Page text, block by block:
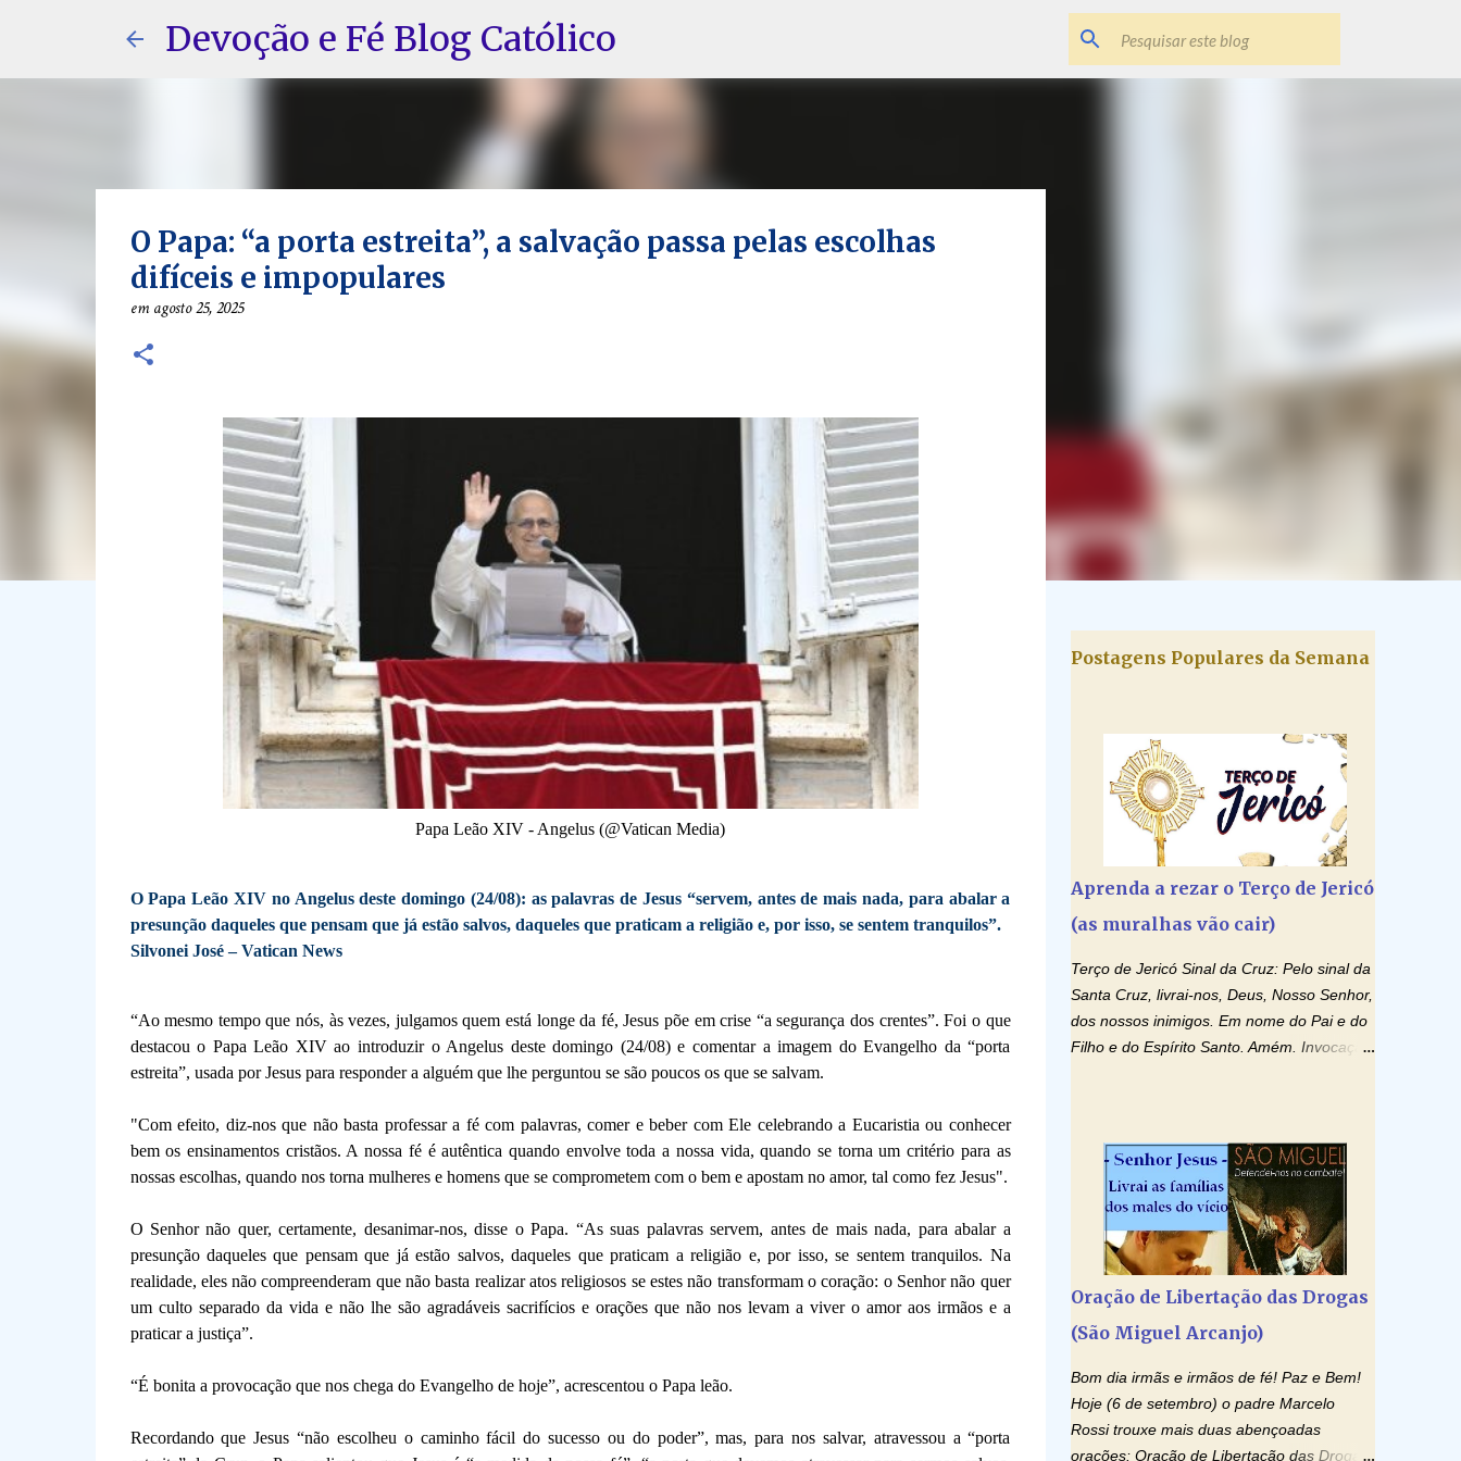
Pular para o conteúdo principal
Devoção e Fé Blog Católico
O Papa: “a porta estreita”, a salvação passa pelas escolhas
difíceis e impopulares
emagosto 25, 2025
Papa Leão XIV - Angelus (@Vatican Media)
O Papa Leão XIV no Angelus deste domingo (24/08): as palavras de Jesus “servem, antes de mais nada, para abalar a
presunção daqueles que pensam que já estão salvos, daqueles que praticam a religião e, por isso, se sentem tranquilos”.
Silvonei José – Vatican News
“Ao mesmo tempo que nós, às vezes, julgamos quem está longe da fé, Jesus põe em crise “a segurança dos crentes”. Foi o que
destacou o Papa Leão XIV ao introduzir o Angelus deste domingo (24/08) e comentar a imagem do Evangelho da “porta
estreita”, usada por Jesus para responder a alguém que lhe perguntou se são poucos os que se salvam.
"Com efeito, diz-nos que não basta professar a fé com palavras, comer e beber com Ele celebrando a Eucaristia ou conhecer
bem os ensinamentos cristãos. A nossa fé é autêntica quando envolve toda a nossa vida, quando se torna um critério para as
nossas escolhas, quando nos torna mulheres e homens que se comprometem com o bem e apostam no amor, tal como fez Jesus".
O Senhor não quer, certamente, desanimar-nos, disse o Papa. “As suas palavras servem, antes de mais nada, para abalar a
presunção daqueles que pensam que já estão salvos, daqueles que praticam a religião e, por isso, se sentem tranquilos. Na
realidade, eles não compreenderam que não basta realizar atos religiosos se estes não transformam o coração: o Senhor não quer
um culto separado da vida e não lhe são agradáveis sacrifícios e orações que não nos levam a viver o amor aos irmãos e a
praticar a justiça”.
“É bonita a provocação que nos chega do Evangelho de hoje”, acrescentou o Papa leão.
Recordando que Jesus “não escolheu o caminho fácil do sucesso ou do poder”, mas, para nos salvar, atravessou a “porta
Postagens Populares da Semana
Aprenda a rezar o Terço de Jericó
(as muralhas vão cair)
Terço de Jericó Sinal da Cruz: Pelo sinal da
Santa Cruz, livrai-nos, Deus, Nosso Senhor,
dos nossos inimigos. Em nome do Pai e do
Filho e do Espírito Santo. Amém. Invocação
o vosso Espírito e tudo será criado. E
renovareis a face da terra. Oremos: Ó
Deus, que instruístes os corações dos
vossos fiéis com a luz do Espírito Santo,
fazei que apreciemos retamente todas as
gozemos sempre da sua consolação. Por
Cristo, Senhor Nosso. Amém. Creio: Creio
céu e da terra; e em Jesus Cristo, seu único
Filho, nosso Senhor; que foi concebido pelo
poder do Espí­rito Santo; nasceu da Virgem
Oração de Libertação das Drogas
(São Miguel Arcanjo)
Bom dia irmãs e irmãos de fé! Paz e Bem!
Hoje (6 de setembro) o padre Marcelo
Rossi trouxe mais duas abençoadas
orações: Oração de Libertação das Drogas